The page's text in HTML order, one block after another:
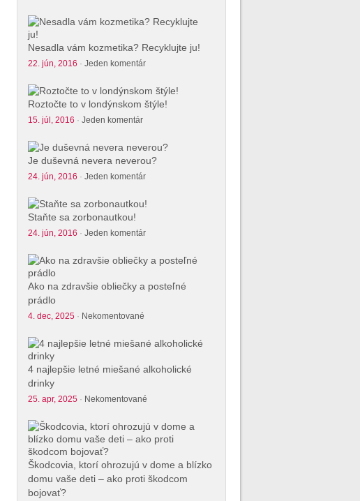
Nesadla vám kozmetika? Recyklujte ju!
22. jún, 2016 · Jeden komentár
Roztočte to v londýnskom štýle!
15. júl, 2016 · Jeden komentár
Je duševná nevera neverou?
24. jún, 2016 · Jeden komentár
Staňte sa zorbonautkou!
24. jún, 2016 · Jeden komentár
Ako na zdravšie obliečky a posteľné
prádlo
4. dec, 2025· Nekomentované
4 najlepšie letné miešané alkoholické
drinky
25. apr, 2025· Nekomentované
Škodcovia, ktorí ohrozujú v dome a blízko
domu vaše deti – ako proti škodcom
bojovať?